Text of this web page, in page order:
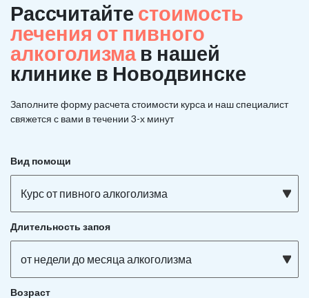
Рассчитайте стоимость
лечения от пивного
алкоголизма в нашей
клинике в Новодвинске
Заполните форму расчета стоимости курса и наш специалист
свяжется с вами в течении 3-х минут
Вид помощи
Курс от пивного алкоголизма
Длительность запоя
от недели до месяца алкоголизма
Возраст